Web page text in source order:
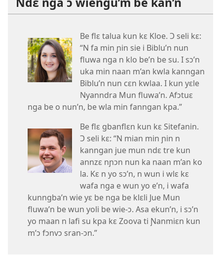
Be flɛ talua kun kɛ Kloe. Ɔ seli kɛ:
“N fa min ɲin sie i Biblu’n nun
fluwa nga n klo be’n be su. I sɔ’n
uka min naan m’an kwla kanngan
Biblu’n nun cɛn kwlaa. I kun yɛle
Nyanndra Mun fluwa’n. Afɔtuɛ
nga be o nun’n, be wla min fanngan kpa.”
Be flɛ gbanflɛn kun kɛ Sitefanin.
Ɔ seli kɛ: “N mian min ɲin n
kanngan jue mun ndɛ tre kun
annzɛ nɲɔn nun ka naan m’an ko
la. Kɛ n yo sɔ’n, n wun i wlɛ kɛ
wafa nga e wun yo e’n, i wafa
kunngba’n wie yɛ be nga be klɛli Jue Mun
fluwa’n be wun yoli be wie-ɔ. Asa ekun’n, i sɔ’n
yo maan n lafi su kpa kɛ Zoova ti Ɲanmiɛn kun
m’ɔ fɔnvɔ sran-ɔn.”